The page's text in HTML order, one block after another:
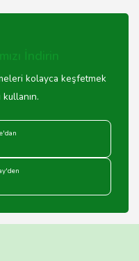
bölgelere kadar
İndirin
kolayca keşfetmek
kullanın.